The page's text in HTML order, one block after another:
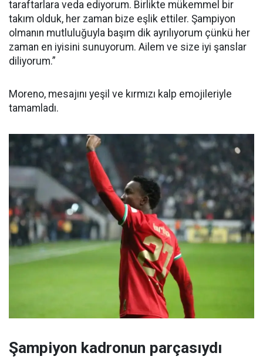
taraftarlara veda ediyorum. Birlikte mükemmel bir
takım olduk, her zaman bize eşlik ettiler. Şampiyon
olmanın mutluluğuyla başım dik ayrılıyorum çünkü her
zaman en iyisini sunuyorum. Ailem ve size iyi şanslar
diliyorum.”
Moreno, mesajını yeşil ve kırmızı kalp emojileriyle
tamamladı.
Şampiyon kadronun parçasıydı